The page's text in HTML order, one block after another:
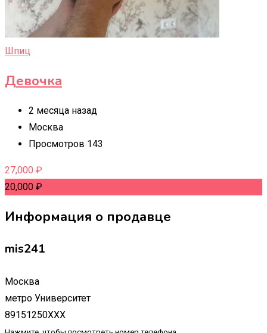
Шпиц
Девочка
2 месяца назад
Москва
Просмотров 143
27,000 ₽
20,000 ₽
Информация о продавце
mis241
Москва
метро Университет
89151250XXX